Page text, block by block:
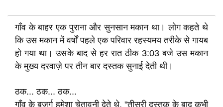
गाँव के बाहर एक पुराना और सुनसान मकान था। लोग कहते थे
कि उस मकान में वर्षों पहले एक परिवार रहस्यमय तरीके से गायब
हो गया था। उसके बाद से हर रात ठीक 3:03 बजे उस मकान
के मुख्य दरवाज़े पर तीन बार दस्तक सुनाई देती थी।
ठक... ठक... ठक...
गाँव के बुज़ुर्ग हमेशा चेतावनी देते थे, "तीसरी दस्तक के बाद कभी